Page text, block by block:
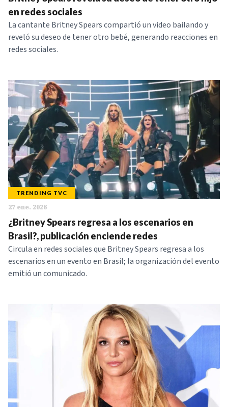
SERIES
en redes sociales
La cantante Britney Spears compartió un video bailando y
reveló su deseo de tener otro bebé, generando reacciones en
redes sociales.
TRENDING TVC
27 ene. 2026
¿Britney Spears regresa a los escenarios en
Brasil?, publicación enciende redes
Circula en redes sociales que Britney Spears regresa a los
escenarios en un evento en Brasil; la organización del evento
emitió un comunicado.